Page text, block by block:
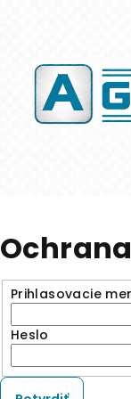
Prihlasovacie
Heslo